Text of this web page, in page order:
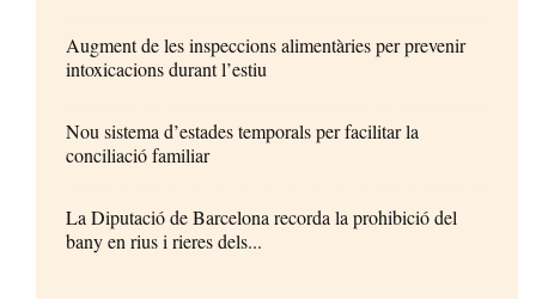
Augment de les inspeccions alimentàries per prevenir
intoxicacions durant l’estiu
Nou sistema d’estades temporals per facilitar la
conciliació familiar
La Diputació de Barcelona recorda la prohibició del
bany en rius i rieres dels...